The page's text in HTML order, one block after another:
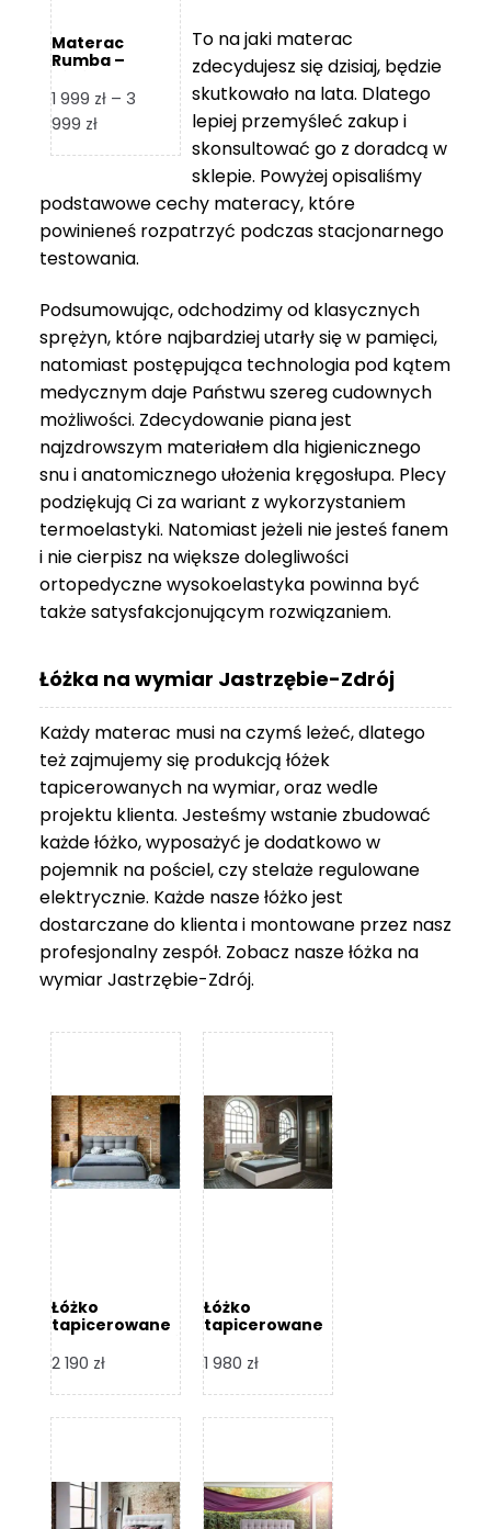
Materac
Rumba –
1 999 zł – 3
999 złZakres
1
999 zł
do
To na jaki materac
zdecydujesz się dzisiaj, będzie
skutkowało na lata. Dlatego
lepiej przemyśleć zakup i
skonsultować go z doradcą w
sklepie. Powyżej opisaliśmy
podstawowe cechy materacy, które
powinieneś rozpatrzyć podczas stacjonarnego
testowania.
Podsumowując, odchodzimy od klasycznych
sprężyn, które najbardziej utarły się w pamięci,
natomiast postępująca technologia pod kątem
medycznym daje Państwu szereg cudownych
możliwości. Zdecydowanie piana jest
najzdrowszym materiałem dla higienicznego
snu i anatomicznego ułożenia kręgosłupa. Plecy
podziękują Ci za wariant z wykorzystaniem
termoelastyki. Natomiast jeżeli nie jesteś fanem
i nie cierpisz na większe dolegliwości
ortopedyczne wysokoelastyka powinna być
także satysfakcjonującym rozwiązaniem.
Łóżka na wymiar Jastrzębie-Zdrój
Każdy materac musi na czymś leżeć, dlatego
też zajmujemy się produkcją łóżek
tapicerowanych na wymiar, oraz wedle
projektu klienta. Jesteśmy wstanie zbudować
każde łóżko, wyposażyć je dodatkowo w
pojemnik na pościel, czy stelaże regulowane
elektrycznie. Każde nasze łóżko jest
dostarczane do klienta i montowane przez nasz
profesjonalny zespół. Zobacz naszełóżka na
wymiar Jastrzębie-Zdrój.
Łóżko
tapicerowane
Design
2 190 zł
Łóżko
tapicerowane
Design
1 980 zł